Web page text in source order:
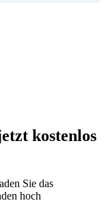
kostenlos
Sie das
hoch